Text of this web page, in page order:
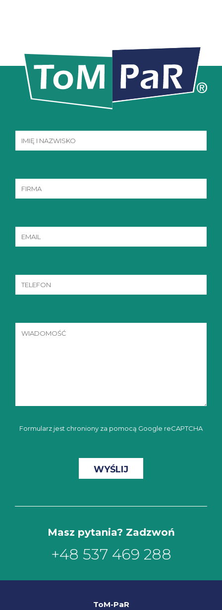
Formularz jest chroniony za pomocą Google reCAPTCHA
Masz pytania? Zadzwoń
+48 537 469 288
ToM-PaR